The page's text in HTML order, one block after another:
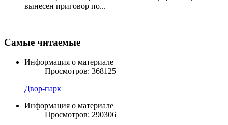
вынесен приговор по...
Самые читаемые
Информация о материале
Просмотров: 368125
Двор-парк
Информация о материале
Просмотров: 290306